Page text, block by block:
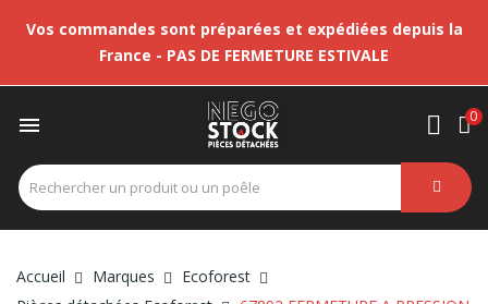
Vos commandes sont préparées et expédiées depuis la
France - PAS DE FERMETURE ESTIVALE
 0
Accueil Marques
Ecoforest